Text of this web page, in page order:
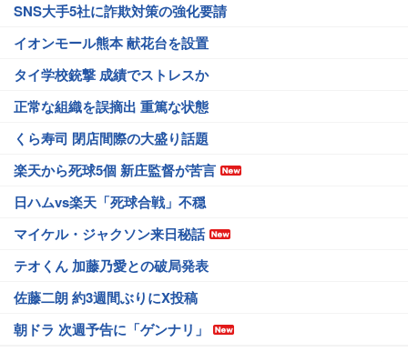
SNS大手5社に詐欺対策の強化要請
イオンモール熊本 献花台を設置
タイ学校銃撃 成績でストレスか
正常な組織を誤摘出 重篤な状態
くら寿司 閉店間際の大盛り話題
楽天から死球5個 新庄監督が苦言
日ハムvs楽天「死球合戦」不穏
マイケル・ジャクソン来日秘話
テオくん 加藤乃愛との破局発表
佐藤二朗 約3週間ぶりにX投稿
朝ドラ 次週予告に「ゲンナリ」